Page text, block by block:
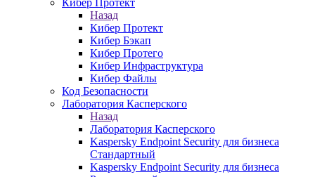
Кибер Протект
Назад
Кибер Протект
Кибер Бэкап
Кибер Протего
Кибер Инфраструктура
Кибер Файлы
Код Безопасности
Лаборатория Касперского
Назад
Лаборатория Касперского
Kaspersky Endpoint Security для бизнеса
Стандартный
Kaspersky Endpoint Security для бизнеса